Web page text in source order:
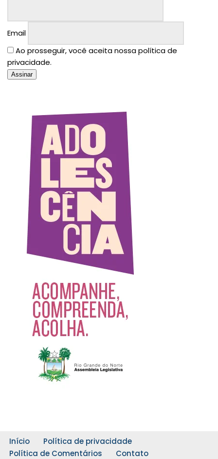
Email
Ao prosseguir, você aceita nossa política de
privacidade.
Início
Política de privacidade
Política de Comentários
Contato